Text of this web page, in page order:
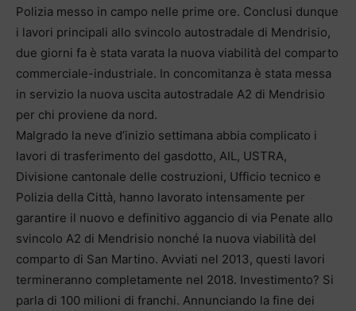
Polizia messo in campo nelle prime ore. Conclusi dunque
i lavori principali allo svincolo autostradale di Mendrisio,
due giorni fa è stata varata la nuova viabilità del comparto
commerciale-industriale. In concomitanza è stata messa
in servizio la nuova uscita autostradale A2 di Mendrisio
per chi proviene da nord.
Malgrado la neve d’inizio settimana abbia complicato i
lavori di trasferimento del gasdotto, AIL, USTRA,
Divisione cantonale delle costruzioni, Ufficio tecnico e
Polizia della Città, hanno lavorato intensamente per
garantire il nuovo e definitivo aggancio di via Penate allo
svincolo A2 di Mendrisio nonché la nuova viabilità del
comparto di San Martino. Avviati nel 2013, questi lavori
termineranno completamente nel 2018. Investimento? Si
parla di 100 milioni di franchi. Annunciando la fine dei